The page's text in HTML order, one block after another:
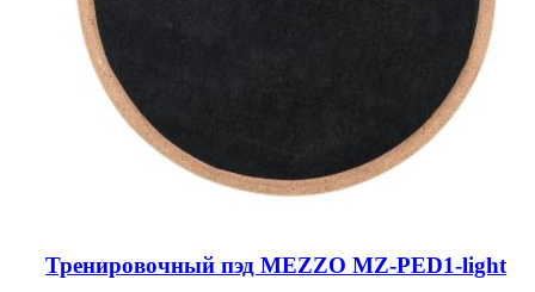
Тренировочный пэд MEZZO MZ-PED1-light